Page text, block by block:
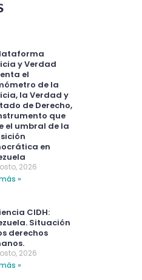
y Verdad
el
de la
la Verdad y
de Derecho,
que
el umbral de la
en
2026
»
CIDH:
Situación
derechos
2026
»